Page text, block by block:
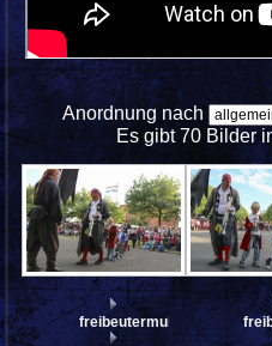
Anordnung nach
Es gibt 70 Bilder